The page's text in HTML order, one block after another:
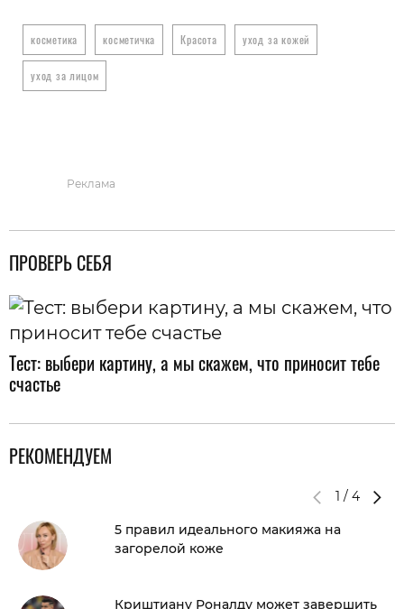
косметика косметичка Красота уход за кожей
уход за лицом
Реклама
ПРОВЕРЬ СЕБЯ
Тест: выбери картину, а мы скажем, что приносит тебе
счастье
РЕКОМЕНДУЕМ
1 / 4
5 правил идеального макияжа на
загорелой коже
Криштиану Роналду может завершить